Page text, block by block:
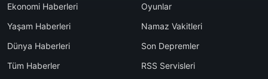
Ekonomi Haberleri
Yaşam Haberleri
Dünya Haberleri
Tüm Haberler
Oyunlar
Namaz Vakitleri
Son Depremler
RSS Servisleri